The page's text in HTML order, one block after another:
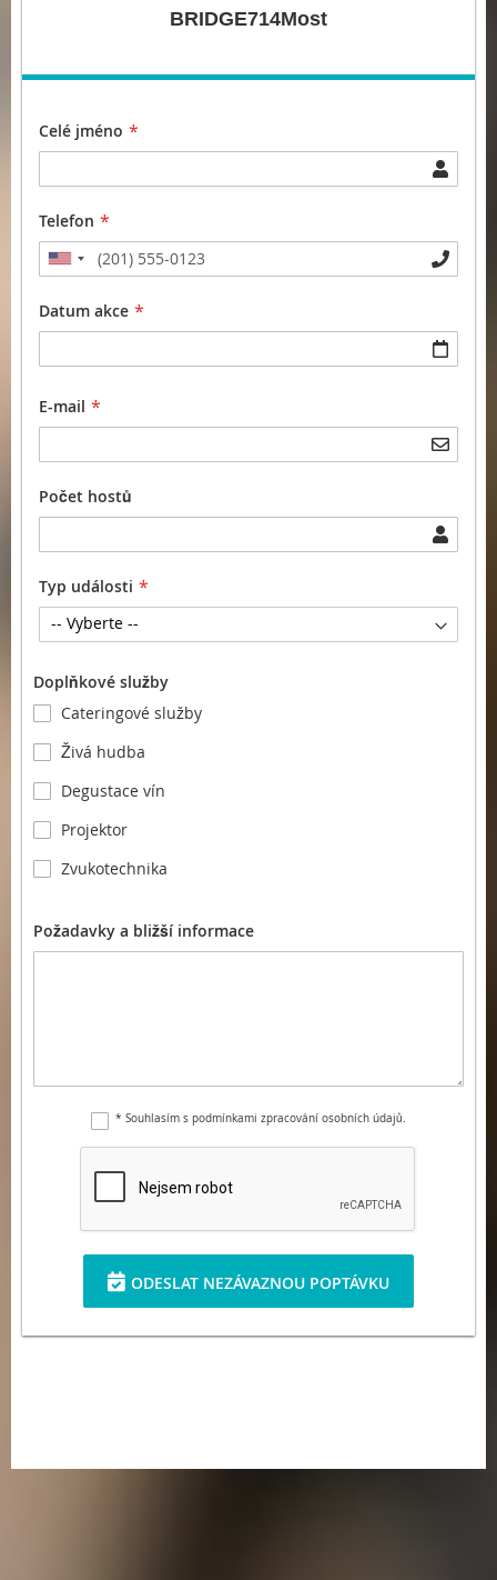
BRIDGE714Most
Celé jméno
Telefon
Datum akce
E-mail
Počet hostů
Typ události
Doplňkové služby
Cateringové služby
Živá hudba
Degustace vín
Projektor
Zvukotechnika
Požadavky a bližší informace
* Souhlasím s podmínkami zpracování osobních údajů.
ODESLAT NEZÁVAZNOU POPTÁVKU